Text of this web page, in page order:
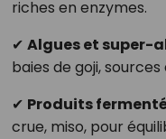
riches en enzymes.
✔ Algues et super-
baies de goji,
✔ Produits
crue, miso, pour